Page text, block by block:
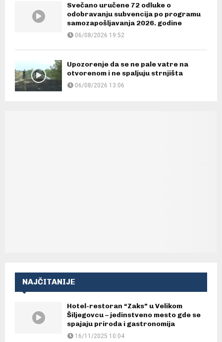
Svečano uručene 72 odluke o
odobravanju subvencija po programu
samozapošljavanja 2026. godine
06/08/2026 19:52
Upozorenje da se ne pale vatre na
otvorenom i ne spaljuju strnjišta
06/08/2026 13:06
NAJČITANIJE
Hotel-restoran “Zaks” u Velikom
Šiljegovcu – jedinstveno mesto gde se
spajaju priroda i gastronomija
16/11/2025 10:04